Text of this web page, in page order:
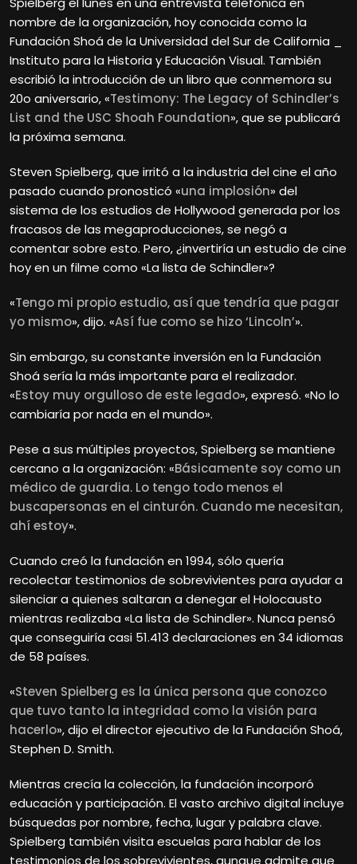
nombre de la organización, hoy conocida como la
Fundación Shoá de la Universidad del Sur de California _
Instituto para la Historia y Educación Visual. También
escribió la introducción de un libro que conmemora su
20o aniversario, «Testimony: The Legacy of Schindler’s
List and the USC Shoah Foundation», que se publicará
la próxima semana.
Steven Spielberg, que irritó a la industria del cine el año
pasado cuando pronosticó «una implosión» del
sistema de los estudios de Hollywood generada por los
fracasos de las megaproducciones, se negó a
comentar sobre esto. Pero, ¿invertiría un estudio de cine
hoy en un filme como «La lista de Schindler»?
«Tengo mi propio estudio, así que tendría que pagar
yo mismo», dijo. «Así fue como se hizo ‘Lincoln’».
Sin embargo, su constante inversión en la Fundación
Shoá sería la más importante para el realizador.
«Estoy muy orgulloso de este legado», expresó. «No lo
cambiaría por nada en el mundo».
Pese a sus múltiples proyectos, Spielberg se mantiene
cercano a la organización: «Básicamente soy como un
médico de guardia. Lo tengo todo menos el
buscapersonas en el cinturón. Cuando me necesitan,
ahí estoy».
Cuando creó la fundación en 1994, sólo quería
recolectar testimonios de sobrevivientes para ayudar a
silenciar a quienes saltaran a denegar el Holocausto
mientras realizaba «La lista de Schindler». Nunca pensó
que conseguiría casi 51.413 declaraciones en 34 idiomas
de 58 países.
«Steven Spielberg es la única persona que conozco
que tuvo tanto la integridad como la visión para
hacerlo», dijo el director ejecutivo de la Fundación Shoá,
Stephen D. Smith.
Mientras crecía la colección, la fundación incorporó
educación y participación. El vasto archivo digital incluye
búsquedas por nombre, fecha, lugar y palabra clave.
Spielberg también visita escuelas para hablar de los
testimonios de los sobrevivientes, aunque admite que